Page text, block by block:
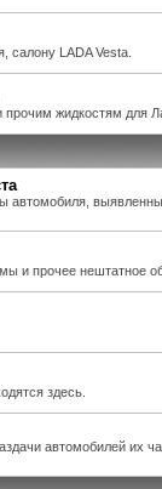
салону LADA Vesta.
жидкостям для
и прочее нештатное
здесь.
автомобилей их